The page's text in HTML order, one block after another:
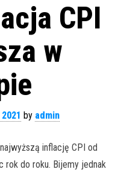
CPI
w
by admin
inflację CPI od
rok do roku. Bijemy jednak